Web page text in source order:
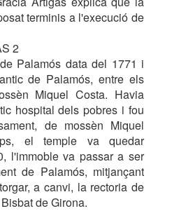
terminis a l'execució de
2
Palamós data del 1771 i
de Palamós, entre els
Miquel Costa. Havia
hospital dels pobres i fou
de mossèn Miquel
el temple va quedar
l'immoble va passar a ser
de Palamós, mitjançant
a canvi, la rectoria de
de Girona.